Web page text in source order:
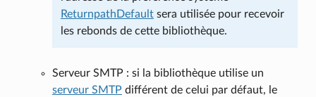
ReturnpathDefaultsera utilisée pour recevoir
les rebonds de cette bibliothèque.
Serveur SMTP : si la bibliothèque utilise un
serveur SMTP différent de celui par défaut, le